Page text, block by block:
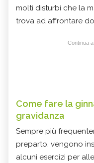
molti disturbi che la
trova ad affrontare
Continua
Come fare la
gravidanza
Sempre più
preparto, vengono
alcuni esercizi per